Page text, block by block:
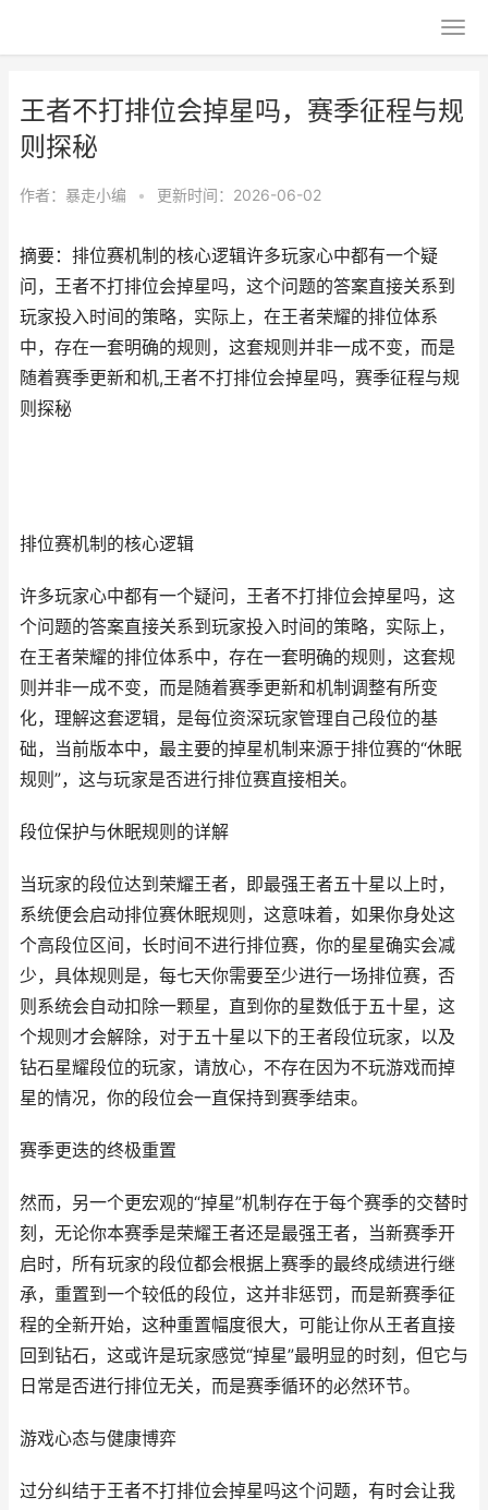
王者不打排位会掉星吗，赛季征程与规
则探秘
作者： 暴走小编 • 更新时间：2026-06-02
摘要：排位赛机制的核心逻辑许多玩家心中都有一个疑
问，王者不打排位会掉星吗，这个问题的答案直接关系到
玩家投入时间的策略，实际上，在王者荣耀的排位体系
中，存在一套明确的规则，这套规则并非一成不变，而是
随着赛季更新和机,王者不打排位会掉星吗，赛季征程与规
则探秘
排位赛机制的核心逻辑
许多玩家心中都有一个疑问，王者不打排位会掉星吗，这
个问题的答案直接关系到玩家投入时间的策略，实际上，
在王者荣耀的排位体系中，存在一套明确的规则，这套规
则并非一成不变，而是随着赛季更新和机制调整有所变
化，理解这套逻辑，是每位资深玩家管理自己段位的基
础，当前版本中，最主要的掉星机制来源于排位赛的“休眠
规则”，这与玩家是否进行排位赛直接相关。
段位保护与休眠规则的详解
当玩家的段位达到荣耀王者，即最强王者五十星以上时，
系统便会启动排位赛休眠规则，这意味着，如果你身处这
个高段位区间，长时间不进行排位赛，你的星星确实会减
少，具体规则是，每七天你需要至少进行一场排位赛，否
则系统会自动扣除一颗星，直到你的星数低于五十星，这
个规则才会解除，对于五十星以下的王者段位玩家，以及
钻石星耀段位的玩家，请放心，不存在因为不玩游戏而掉
星的情况，你的段位会一直保持到赛季结束。
赛季更迭的终极重置
然而，另一个更宏观的“掉星”机制存在于每个赛季的交替时
刻，无论你本赛季是荣耀王者还是最强王者，当新赛季开
启时，所有玩家的段位都会根据上赛季的最终成绩进行继
承，重置到一个较低的段位，这并非惩罚，而是新赛季征
程的全新开始，这种重置幅度很大，可能让你从王者直接
回到钻石，这或许是玩家感觉“掉星”最明显的时刻，但它与
日常是否进行排位无关，而是赛季循环的必然环节。
游戏心态与健康博弈
过分纠结于王者不打排位会掉星吗这个问题，有时会让我